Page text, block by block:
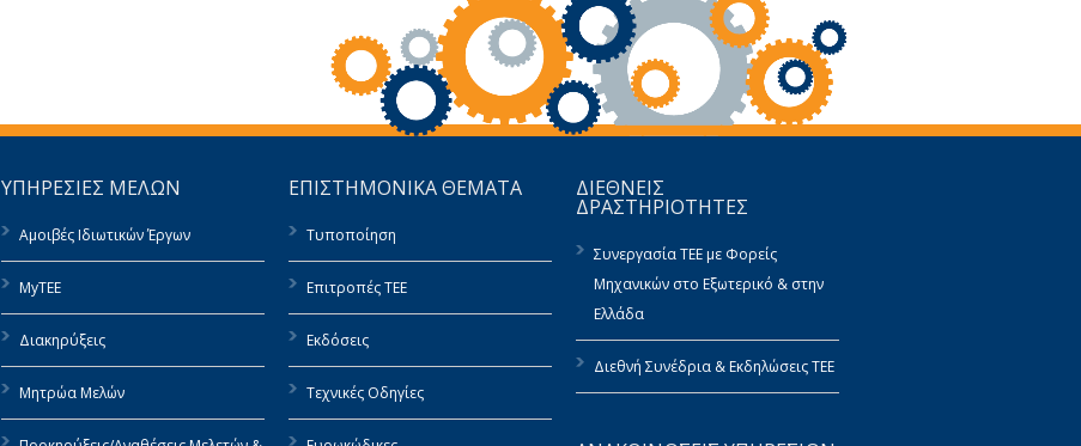
ΥΠΗΡΕΣΙΕΣ ΜΕΛΩΝ
Αμοιβές Ιδιωτικών Έργων
MyTEE
Διακηρύξεις
Μητρώα Μελών
ΕΠΙΣΤΗΜΟΝΙΚΑ ΘΕΜΑΤΑ
Τυποποίηση
Επιτροπές ΤΕΕ
Εκδόσεις
Τεχνικές Οδηγίες
ΔΙΕΘΝΕΙΣ
ΔΡΑΣΤΗΡΙΟΤΗΤΕΣ
Συνεργασία ΤΕΕ με Φορείς
Μηχανικών στο Εξωτερικό & στην
Ελλάδα
Διεθνή Συνέδρια & Εκδηλώσεις ΤΕΕ